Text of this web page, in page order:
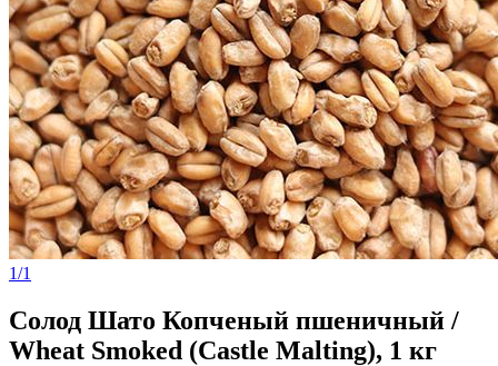
1/1
Солод Шато Копченый пшеничный /
Wheat Smoked (Castle Malting), 1 кг